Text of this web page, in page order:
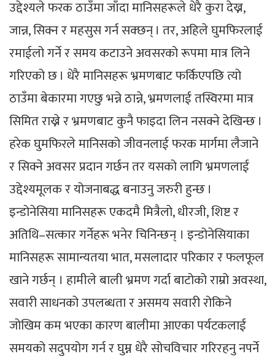
उद्देश्यले फरक ठाउँमा जाँदा मानिसहरूले धेरै कुरा देख्न,
जान्न, सिक्न र महसुस गर्न सक्छन् । तर, अहिले घुमफिरलाई
रमाईलो गर्ने र समय कटाउने अवसरको रूपमा मात्र लिने
गरिएको छ । धेरै मानिसहरू भ्रमणबाट फर्किएपछि त्यो
ठाउँमा बेकारमा गएछु भन्ने ठान्ने, भ्रमणलाई तस्विरमा मात्र
सिमित राख्ने र भ्रमणबाट कुनै फाइदा लिन नसक्ने देखिन्छ ।
हरेक घुमफिरले मानिसको जीवनलाई फरक मार्गमा लैजाने
र सिक्ने अवसर प्रदान गर्छन तर यसको लागि भ्रमणलाई
उद्देश्यमूलक र योजनाबद्ध बनाउनु जरुरी हुन्छ ।
इन्डोनेसिया मानिसहरू एकदमै मित्रैलो, धीरजी, शिष्ट र
अतिथि–सत्कार गर्नेहरू भनेर चिनिन्छन् । इन्डोनेसियाका
मानिसहरू सामान्यतया भात, मसलादार परिकार र फलफूल
खाने गर्छन् । हामीले बाली भ्रमण गर्दा बाटोको राम्रो अवस्था,
सवारी साधनको उपलब्धता र असमय सवारी रोकिने
जोखिम कम भएका कारण बालीमा आएका पर्यटकलाई
समयको सदुपयोग गर्न र घुम्न धेरै सोचविचार गरिरहनु नपर्ने